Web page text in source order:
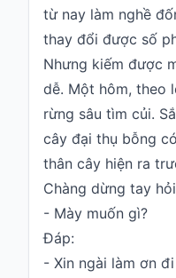
từ nay làm nghề
thay đổi được số
Nhưng kiếm được
dễ. Một hôm, theo
rừng sâu tìm củi.
cây đại thụ bỗng
thân cây hiện ra
Chàng dừng tay
- Mày muốn gì?
Đáp:
- Xin ngài làm ơn